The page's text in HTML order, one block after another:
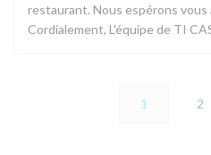
restaurant. Nous espérons
Cordialement, L'équipe de TI
1 2